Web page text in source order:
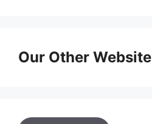
Our Other Website